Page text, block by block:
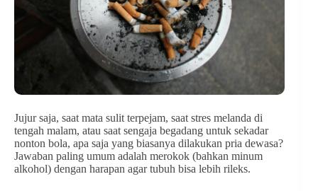
Jujur saja, saat mata sulit terpejam, saat stres melanda di
tengah malam, atau saat sengaja begadang untuk sekadar
nonton bola, apa saja yang biasanya dilakukan pria dewasa?
Jawaban paling umum adalah merokok (bahkan minum
alkohol) dengan harapan agar tubuh bisa lebih rileks.